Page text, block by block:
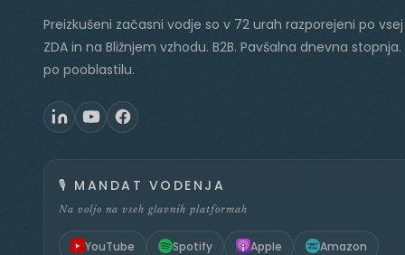
Preizkušeni začasni vodje so v 72 urah razporejeni po vsej
ZDA in na Bližnjem vzhodu. B2B. Pavšalna dnevna
po pooblastilu.
🎙️ MANDAT VODENJA
Na voljo na vseh glavnih platformah
YouTube Spotify Apple Amazon